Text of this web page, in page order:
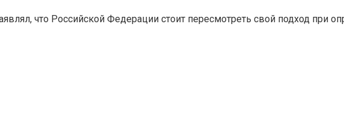
что Российской Федерации стоит пересмотреть свой подход при